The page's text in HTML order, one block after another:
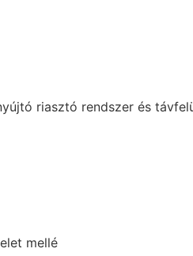
riasztó rendszer és
mellé